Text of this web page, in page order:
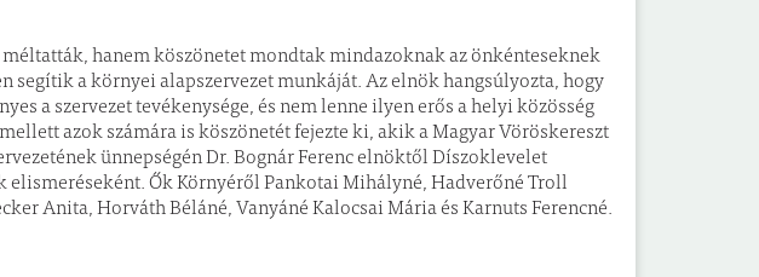
hanem köszönetet mondtak mindazoknak az önkénteseknek
segítik a környei alapszervezet munkáját. Az elnök hangsúlyozta, hogy
a szervezet tevékenysége, és nem lenne ilyen erős a helyi közösség
azok számára is köszönetét fejezte ki, akik a Magyar Vöröskereszt
ünnepségén Dr. Bognár Ferenc elnöktől Díszoklevelet
elismeréseként. Ők Környéről Pankotai Mihályné, Hadverőné Troll
Anita, Horváth Béláné, Vanyáné Kalocsai Mária és Karnuts Ferencné.